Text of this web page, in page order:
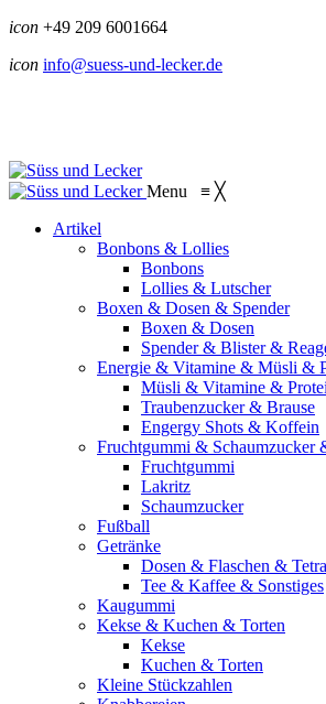
icon +49 209 6001664
icon info@suess-und-lecker.de
Menu ≡ ╳
Artikel
Bonbons & Lollies
Bonbons
Lollies & Lutscher
Boxen & Dosen & Spender
Boxen & Dosen
Spender & Blister &
Energie & Vitamine & Müsli &
Müsli & Vitamine &
Traubenzucker & Brause
Engergy Shots & Koffein
Fruchtgummi & Schaumzucker
Fruchtgummi
Lakritz
Schaumzucker
Fußball
Getränke
Dosen & Flaschen &
Tee & Kaffee & Sonstiges
Kaugummi
Kekse & Kuchen & Torten
Kekse
Kuchen & Torten
Kleine Stückzahlen